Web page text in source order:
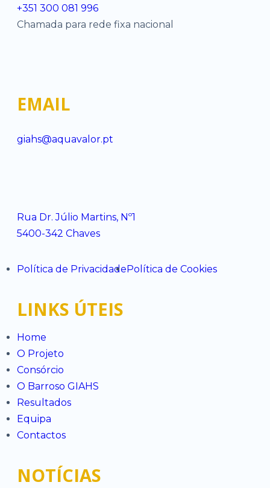
+351 300 081 996
Chamada para rede fixa nacional
EMAIL
giahs@aquavalor.pt
Rua Dr. Júlio Martins, Nº1
5400-342 Chaves
Política de Privacidade Política de Cookies
LINKS ÚTEIS
Home
O Projeto
Consórcio
O Barroso GIAHS
Resultados
Equipa
Contactos
NOTÍCIAS